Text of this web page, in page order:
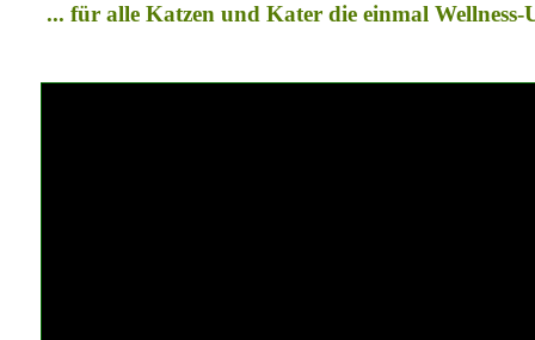
... für alle Katzen und Kater die einmal